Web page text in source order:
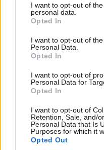
not limited to your visit or
grant or deny consent to
use your data for below
consent section.
I want to opt-out of
personal data.
Opted In
I want to opt-out of
Personal Data.
Opted In
I want to opt-out of
Personal Data for
Opted In
I want to opt-out of
Retention, Sale, and/
Personal Data that Is
Purposes for which it
Opted Out
το κομα ΑΛ ΤΣΑΝΤΙΡΙ.
Sotiris 21·09·2015
όσοι δεν ψήφισαν είναι
όλα και βολεμένοι καθ'
TRENDING